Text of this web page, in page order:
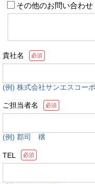
その他のお問い合わせ
貴社名 必須
(例) 株式会社サンエスコー
ご担当者名 必須
(例) 郡司 穣
TEL 必須